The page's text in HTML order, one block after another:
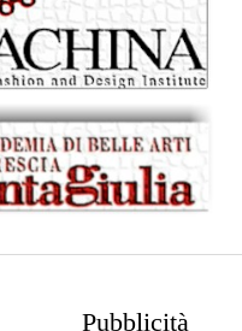
Pubblicità